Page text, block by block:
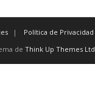
Política de Privacidad
de Think Up Themes Ltd